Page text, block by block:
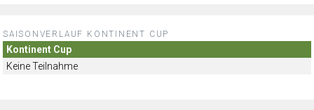
SAISONVERLAUF KONTINENT CUP
Kontinent Cup
Keine Teilnahme